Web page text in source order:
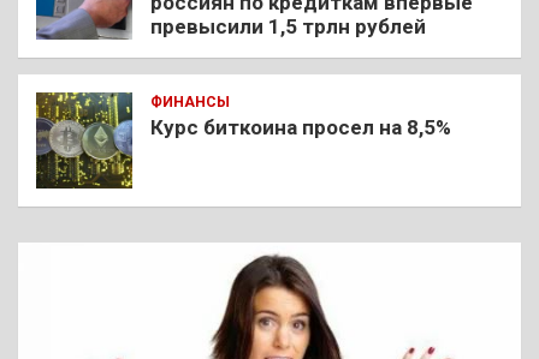
превысили 1,5 трлн рублей
ФИНАНСЫ
Курс биткоина просел на 8,5%